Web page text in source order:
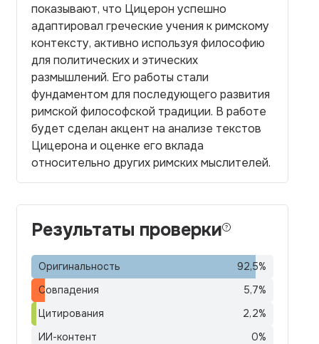
показывают, что Цицерон успешно
адаптировал греческие учения к римскому
контексту, активно используя философию
для политических и этических
размышлений. Его работы стали
фундаментом для последующего развития
римской философской традиции. В работе
будет сделан акцент на анализе текстов
Цицерона и оценке его вклада
относительно других римских мыслителей.
Результаты проверки
Оригинальность 92,5%
Совпадения
5,7%
Цитирования
2,2%
ИИ-контент
0%